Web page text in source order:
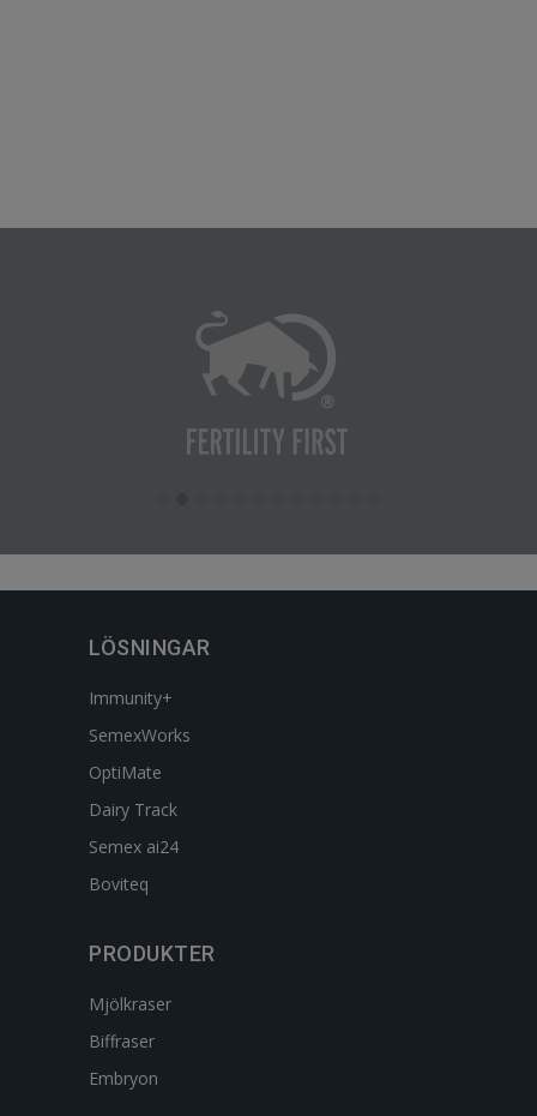
LÖSNINGAR
Immunity+
SemexWorks
OptiMate
Dairy Track
Semex ai24
Boviteq
PRODUKTER
Mjölkraser
Biffraser
Embryon